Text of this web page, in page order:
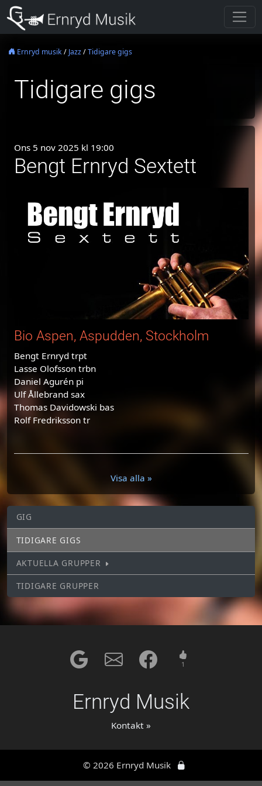
Ernryd musik/ Jazz/Tidigare gigs
Tidigare gigs
Ons 5 nov 2025 kl 19:00
Bengt Ernryd Sextett
Bio Aspen, Aspudden, Stockholm
Bengt Ernryd trpt
Lasse Olofsson trbn
Daniel Agurén pi
Ulf Ållebrand sax
Thomas Davidowski bas
Rolf Fredriksson tr
Visa alla »
GIG
TIDIGARE GIGS
AKTUELLA GRUPPER
TIDIGARE GRUPPER
1
Ernryd Musik
Kontakt »
© 2026 Ernryd Musik